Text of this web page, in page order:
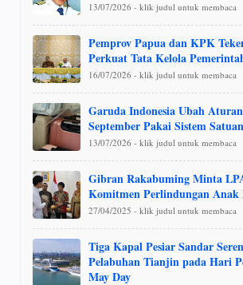
13/07/2026 - klik judul untuk membaca
Pemprov Papua dan KPK
Perkuat Tata Kelola
16/07/2026 - klik judul untuk membaca
Garuda Indonesia Ubah
September Pakai Sistem Satuan
13/07/2026 - klik judul untuk membaca
Gibran Rakabuming Minta
Komitmen Perlindungan Anak
27/04/2025 - klik judul untuk membaca
Tiga Kapal Pesiar Sandar
Pelabuhan Tianjin pada Hari
May Day